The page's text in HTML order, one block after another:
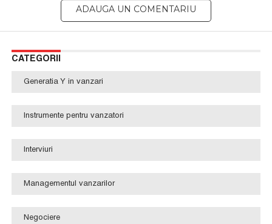
CATEGORII
Generatia Y in vanzari
Instrumente pentru vanzatori
Interviuri
Managementul vanzarilor
Negociere